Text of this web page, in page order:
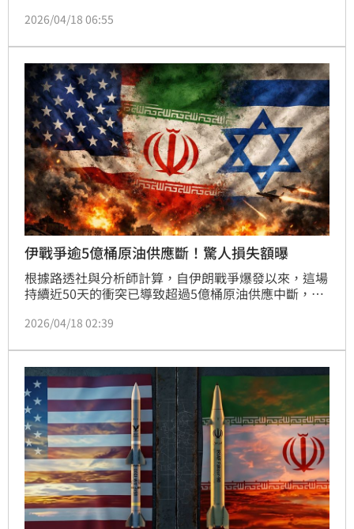
雙方有機會在未來 24 至 48 小時內，敲定終結多年敵
的草案若順利過關，不僅將重塑中東地緣政治格局，更
標誌著全球核武擴張威脅的一大轉折。
2026/04/18 06:55
伊戰爭逾5億桶原油供應斷！驚人損失額曝
根據路透社與分析師計算，自伊朗戰爭爆發以來，這場
持續近50天的衝突已導致超過5億桶原油供應中斷，累
續數月甚至數年。
2026/04/18 02:39